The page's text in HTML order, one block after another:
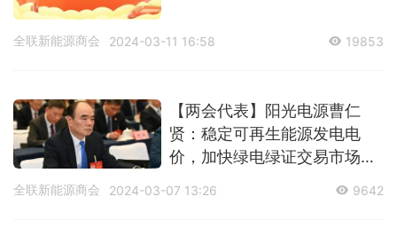
全联新能源商会 2024-03-11 16:58 19853
【两会代表】阳光电源曹仁
贤：稳定可再生能源发电电
价，加快绿电绿证交易市场建
全联新能源商会 2024-03-07 13:26 9642